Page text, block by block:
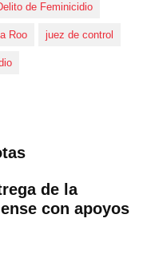
de Feminicidio
Roo juez de control
de la
con apoyos